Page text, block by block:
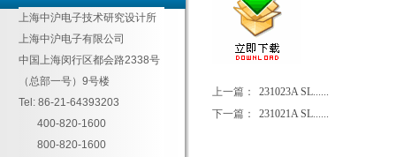
上一篇：
231023A SL......
下一篇：
231021A SL......
上海中沪电子技术研究设计所
上海中沪电子有限公司
中国上海闵行区都会路2338号
（总部一号）9号楼
Tel: 86-21-64393203
400-820-1600
800-820-1600